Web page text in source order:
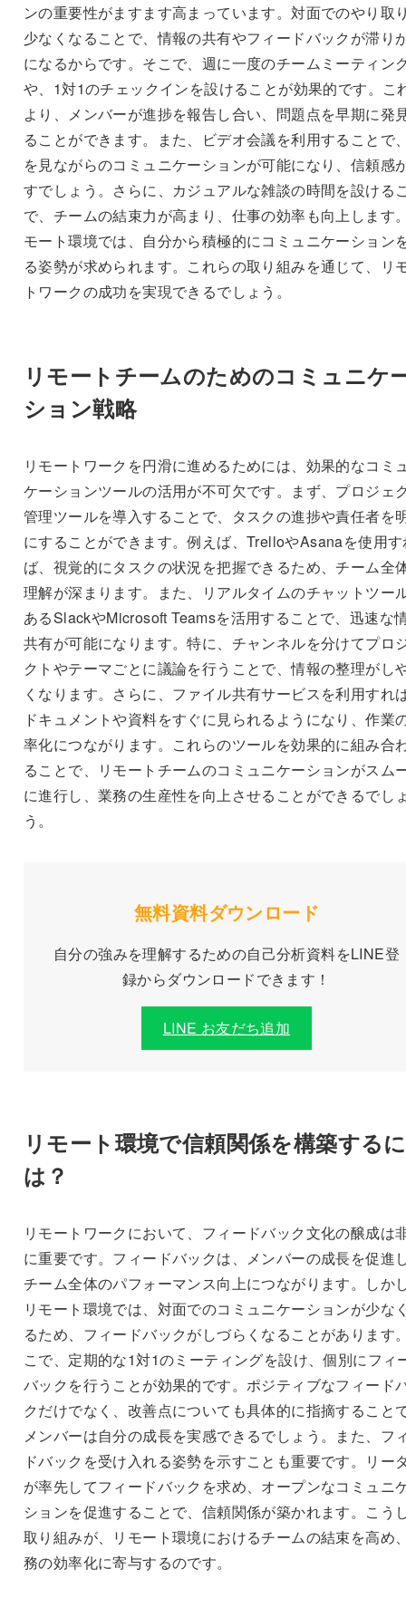
ンの重要性がますます高まっています。対面でのやり取
少なくなることで、情報の共有やフィードバックが滞り
になるからです。そこで、週に一度のチームミーティン
や、1対1のチェックインを設けることが効果的です。こ
より、メンバーが進捗を報告し合い、問題点を早期に発
ることができます。また、ビデオ会議を利用することで
を見ながらのコミュニケーションが可能になり、信頼感
すでしょう。さらに、カジュアルな雑談の時間を設ける
で、チームの結束力が高まり、仕事の効率も向上します
モート環境では、自分から積極的にコミュニケーション
る姿勢が求められます。これらの取り組みを通じて、リ
トワークの成功を実現できるでしょう。
リモートチームのためのコミュニケ
ション戦略
リモートワークを円滑に進めるためには、効果的なコミ
ケーションツールの活用が不可欠です。まず、プロジェ
管理ツールを導入することで、タスクの進捗や責任者を
にすることができます。例えば、TrelloやAsanaを使用
ば、視覚的にタスクの状況を把握できるため、チーム全
理解が深まります。また、リアルタイムのチャットツー
あるSlackやMicrosoft Teamsを活用することで、迅速な
共有が可能になります。特に、チャンネルを分けてプロ
クトやテーマごとに議論を行うことで、情報の整理がし
くなります。さらに、ファイル共有サービスを利用すれ
ドキュメントや資料をすぐに見られるようになり、作業
率化につながります。これらのツールを効果的に組み合
ることで、リモートチームのコミュニケーションがスム
に進行し、業務の生産性を向上させることができるでし
う。
無料資料ダウンロード
自分の強みを理解するための自己分析資料をLINE登
録からダウンロードできます！
LINE お友だち追加
リモート環境で信頼関係を構築するに
は？
リモートワークにおいて、フィードバック文化の醸成は
に重要です。フィードバックは、メンバーの成長を促進
チーム全体のパフォーマンス向上につながります。しか
リモート環境では、対面でのコミュニケーションが少な
るため、フィードバックがしづらくなることがあります
こで、定期的な1対1のミーティングを設け、個別にフィ
バックを行うことが効果的です。ポジティブなフィード
クだけでなく、改善点についても具体的に指摘すること
メンバーは自分の成長を実感できるでしょう。また、フ
ドバックを受け入れる姿勢を示すことも重要です。リー
が率先してフィードバックを求め、オープンなコミュニ
ションを促進することで、信頼関係が築かれます。こう
取り組みが、リモート環境におけるチームの結束を高め
務の効率化に寄与するのです。